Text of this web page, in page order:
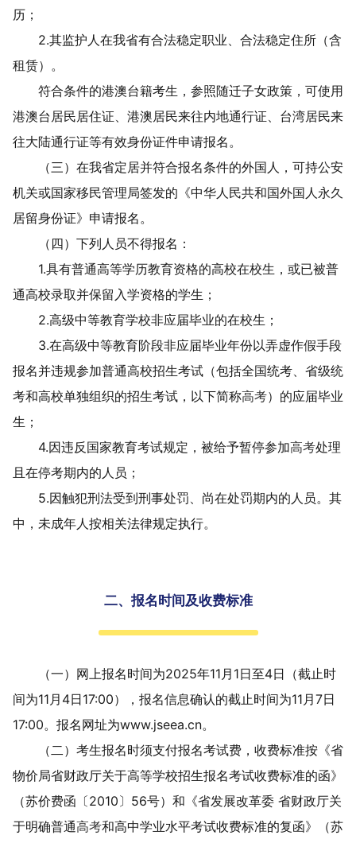
历；
2.其监护人在我省有合法稳定职业、合法稳定住所（含
租赁）。
符合条件的港澳台籍考生，参照随迁子女政策，可使用
港澳台居民居住证、港澳居民来往内地通行证、台湾居民来
往大陆通行证等有效身份证件申请报名。
（三）在我省定居并符合报名条件的外国人， 可持公安
机关或国家移民管理局签发的《中华人民共和国外国人永久
居留身份证》申请报名。
（四）下列人员不得报名：
1.具有普通高等学历教育资格的高校在校生，或已被普
通高校录取并保留入学资格的学生；
2.高级中等教育学校非应届毕业的在校生；
3.在高级中等教育阶段非应届毕业年份以弄虚作假手段
报名并违规参加普通高校招生考试（包括全国统考、省级统
考和高校单独组织的招生考试，以下简称高考）的应届毕业
生；
4.因违反国家教育考试规定，被给予暂停参加高考处理
且在停考期内的人员；
5.因触犯刑法受到刑事处罚、尚在处罚期内的人员。其
中，未成年人按相关法律规定执行。
二、报名时间及收费标准
（一）网上报名时间为2025年11月 1日至4日 （截止时
间为11月 4日17:00）， 报名信息确认的截止时间为11月7日
17:00。报名网址为www.jseea.cn。
（二）考生报名时须支付报名考试费，收费标准按《省
物价局省财政厅关于高等学校招生报名考试收费标准的函》
（苏价费函〔2010〕 56号）和《省发展改革委 省财政厅关
于明确普通高考和高中学业水平考试收费标准的复函》（苏